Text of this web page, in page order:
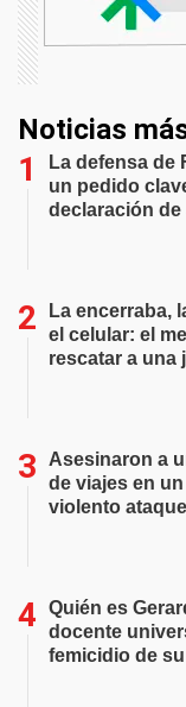
Noticias
La defensa de
un pedido
declaración de
La encerraba,
el celular: el
rescatar a una
Asesinaron a
de viajes en
violento
Quién es
docente
femicidio de